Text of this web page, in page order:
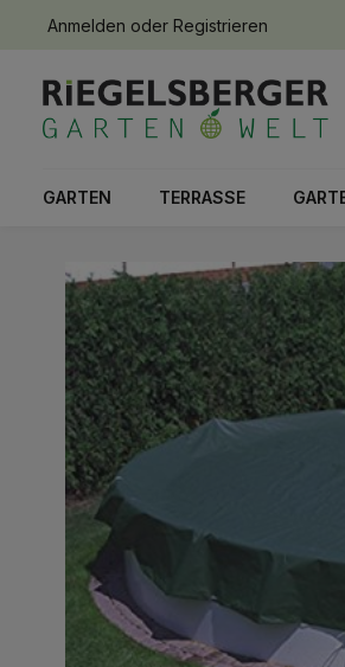
Zur Hauptnavigation springen
Anmelden oder Registrieren
GARTEN TERRASSE
Bildergalerie überspringen